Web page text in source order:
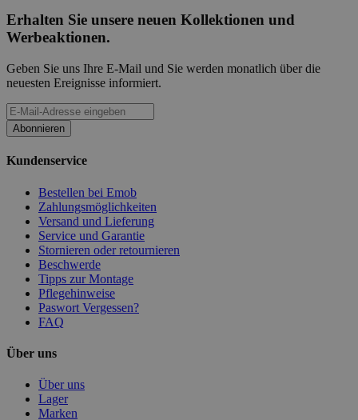
Erhalten Sie unsere neuen Kollektionen und
Werbeaktionen.
Geben Sie uns Ihre E-Mail und Sie werden monatlich über die
neuesten Ereignisse informiert.
Abonnieren
Kundenservice
Bestellen bei Emob
Zahlungsmöglichkeiten
Versand und Lieferung
Service und Garantie
Stornieren oder retournieren
Beschwerde
Tipps zur Montage
Pflegehinweise
Paswort Vergessen?
FAQ
Über uns
Über uns
Lager
Marken